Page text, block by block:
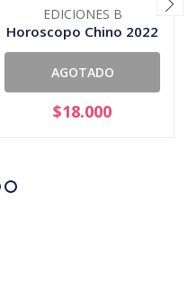
EDICIONES B
Horoscopo Chino 2022
AGOTADO
$18.000